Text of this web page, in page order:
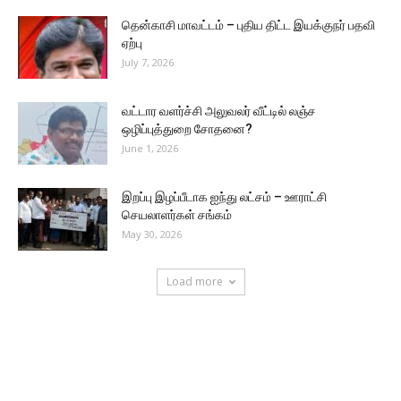
தென்காசி மாவட்டம் – புதிய திட்ட இயக்குநர் பதவி
ஏற்பு
July 7, 2026
வட்டார வளர்ச்சி அலுவலர் வீட்டில் லஞ்ச
ஒழிப்புத்துறை சோதனை?
June 1, 2026
இறப்பு இழப்பீடாக ஐந்து லட்சம் – ஊராட்சி
செயலாளர்கள் சங்கம்
May 30, 2026
Load more